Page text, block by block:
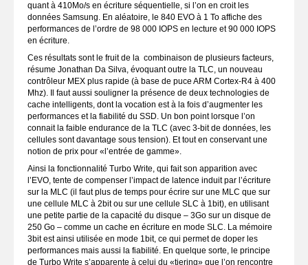
quant à 410Mo/s en écriture séquentielle, si l’on en croit les
données Samsung. En aléatoire, le 840 EVO à 1 To affiche des
performances de l’ordre de 98 000 IOPS en lecture et 90 000 IOPS
en écriture.
Ces résultats sont le fruit de la combinaison de plusieurs facteurs,
résume Jonathan Da Silva, évoquant outre la TLC, un nouveau
contrôleur MEX plus rapide (à base de puce ARM Cortex-R4 à 400
Mhz). Il faut aussi souligner la présence de deux technologies de
cache intelligents, dont la vocation est à la fois d’augmenter les
performances et la fiabilité du SSD. Un bon point lorsque l’on
connait la faible endurance de la TLC (avec 3-bit de données, les
cellules sont davantage sous tension). Et tout en conservant une
notion de prix pour «l’entrée de gamme».
Ainsi la fonctionnalité Turbo Write, qui fait son apparition avec
l’EVO, tente de compenser l’impact de latence induit par l’écriture
sur la MLC (il faut plus de temps pour écrire sur une MLC que sur
une cellule MLC à 2bit ou sur une cellule SLC à 1bit), en utilisant
une petite partie de la capacité du disque – 3Go sur un disque de
250 Go – comme un cache en écriture en mode SLC. La mémoire
3bit est ainsi utilisée en mode 1bit, ce qui permet de doper les
performances mais aussi la fiabilité. En quelque sorte, le principe
de Turbo Write s’apparente à celui du «tiering» que l’on rencontre